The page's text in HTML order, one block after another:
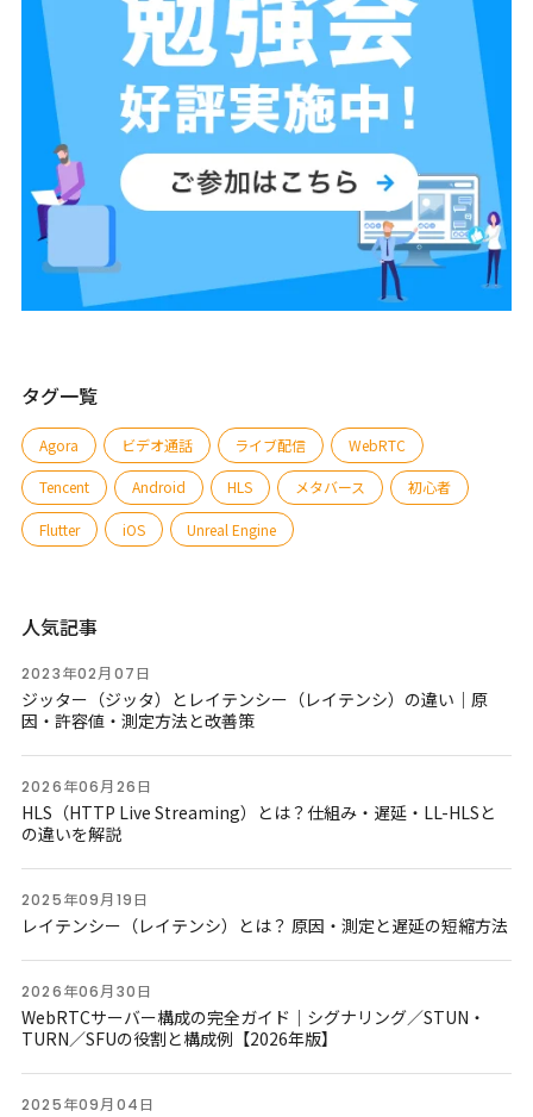
タグ一覧
Agora ビデオ通話 ライブ配信 WebRTC
Tencent Android HLS メタバース 初心者
Flutter iOS Unreal Engine
人気記事
2023年02月07日
ジッター（ジッタ）とレイテンシー（レイテンシ）の違い｜原
因・許容値・測定方法と改善策
2026年06月26日
HLS（HTTP Live Streaming）とは？仕組み・遅延・LL-HLSと
の違いを解説
2025年09月19日
レイテンシー（レイテンシ）とは？ 原因・測定と遅延の短縮方法
2026年06月30日
WebRTCサーバー構成の完全ガイド｜シグナリング／STUN・
TURN／SFUの役割と構成例【2026年版】
2025年09月04日